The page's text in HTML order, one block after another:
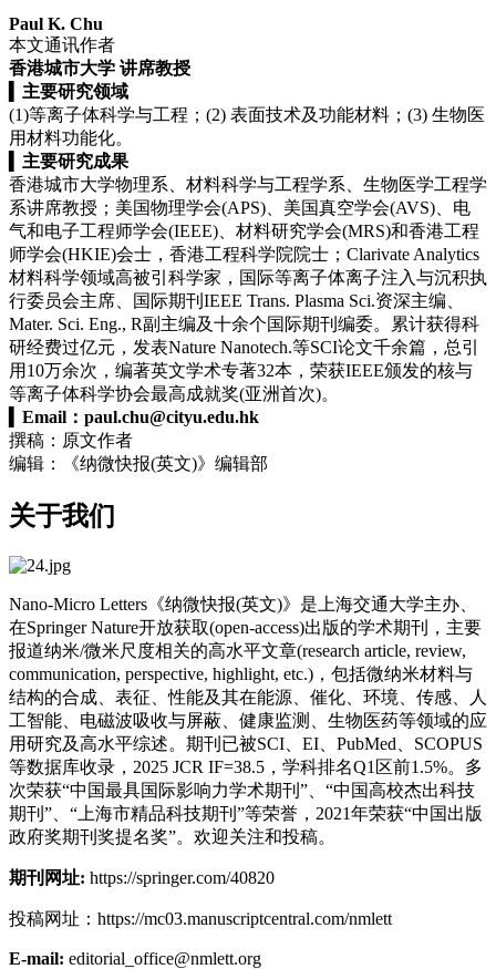
Paul K. Chu
本文通讯作者
香港城市大学 讲席教授
主要研究领域
(1)等离子体科学与工程；(2) 表面技术及功能材料；(3) 生物医
用材料功能化‌。
主要研究成果
香港城市大学物理系、材料科学与工程学系、生物医学工程学
系讲席教授；美国物理学会(APS)、美国真空学会(AVS)、电
气和电子工程师学会(IEEE)、材料研究学会(MRS)和香港工程
师学会(HKIE)会士，香港工程科学院院士；Clarivate Analytics
材料科学领域高被引科学家，国际等离子体离子注入与沉积执
行委员会主席、国际期刊IEEE Trans. Plasma Sci.资深主编、
Mater. Sci. Eng., R副主编及十余个国际期刊编委。累计获得科
研经费过亿元，发表Nature Nanotech.等SCI论文千余篇，总引
用10万余次，编著英文学术专著32本，荣获IEEE颁发的核与
等离子体科学协会最高成就奖(亚洲首次)。
Email： paul.chu@cityu.edu.hk
撰稿：原文作者
编辑：《纳微快报(英文)》编辑部
关于我们
Nano-Micro Letters《纳微快报(英文)》是上海交通大学主办、
在Springer Nature开放获取(open-access)出版的学术期刊，主要
报道纳米/微米尺度相关的高水平文章(research article, review,
communication, perspective, highlight, etc.)，包括微纳米材料与
结构的合成、表征、性能及其在能源、催化、环境、传感、人
工智能、电磁波吸收与屏蔽、健康监测、生物医药等领域的应
用研究及高水平综述。期刊已被SCI、EI、PubMed、SCOPUS
等数据库收录，2025 JCR IF=38.5，学科排名Q1区前1.5%。多
次荣获“中国最具国际影响力学术期刊”、“中国高校杰出科技
期刊”、“上海市精品科技期刊”等荣誉，2021年荣获“中国出版
政府奖期刊奖提名奖”。欢迎关注和投稿。
期刊网址: https://springer.com/40820
投稿网址：https://mc03.manuscriptcentral.com/nmlett
E-mail: editorial_office@nmlett.org